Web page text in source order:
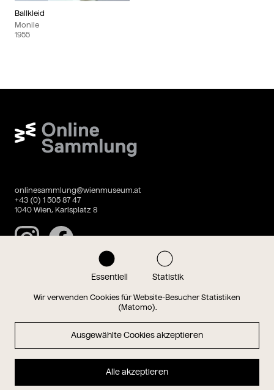
Essentiell Statistik
Wir verwenden Cookies für Website-Besucher Statistiken
(Matomo).
Ausgewählte Cookies akzeptieren
Alle akzeptieren
Ballkleid
Monile
1955
Wien Museum Online Sammlung
onlinesammlung@wienmuseum.at
+43 (0) 1 505 87 47
1040 Wien, Karlsplatz 8
InstagramFacebook
Magazin
Hauptseite